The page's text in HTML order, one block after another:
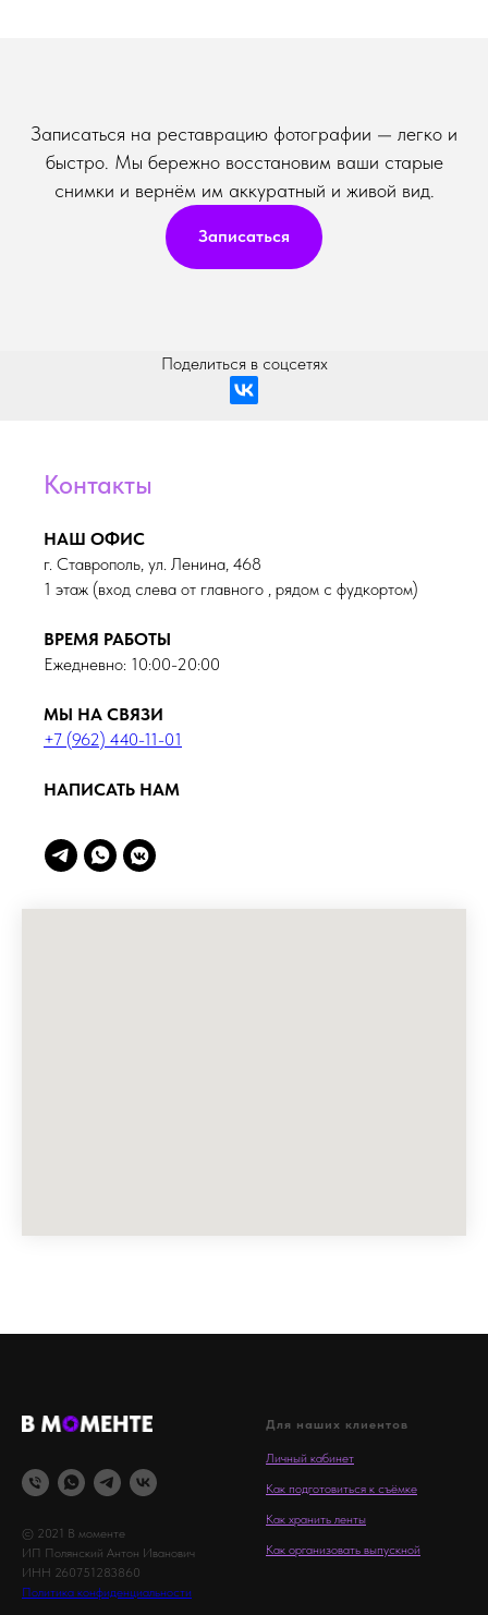
Записаться на реставрацию фотографии — легко и
быстро. Мы бережно восстановим ваши старые
снимки и вернём им аккуратный и живой вид.
Записаться
Поделиться в соцсетях
Контакты
НАШ ОФИС
г. Ставрополь, ул. Ленина, 468
1 этаж (вход слева от главного , рядом с фудкортом)
ВРЕМЯ РАБОТЫ
Ежедневно: 10:00-20:00
МЫ НА СВЯЗИ
+7 (962) 440-11-01
НАПИСАТЬ НАМ
© 2021 В моменте
ИП Полянский Антон Иванович
ИНН 260751283860
Политика конфиденциальности
Для наших клиентов
Личный кабинет
Как подготовиться к съёмке
Как хранить ленты
Как организовать выпускной